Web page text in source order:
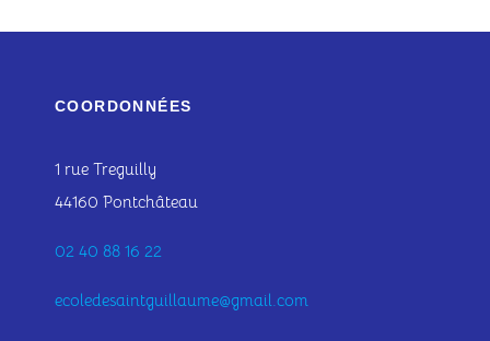
COORDONNÉES
1 rue Treguilly
44160 Pontchâteau
02 40 88 16 22
ecoledesaintguillaume@gmail.com